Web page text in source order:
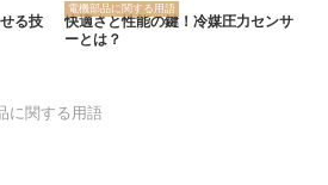
る技
電機部品に関する用語
快適さと性能の鍵！冷媒圧力センサ
ーとは？
に関する用語